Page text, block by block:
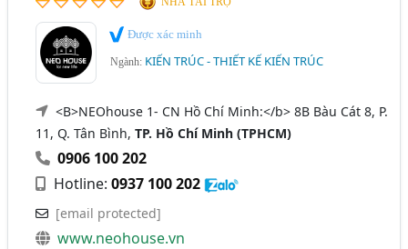
Quảng Nam
Quảng Ngãi
Được xác minh
Ngành: KIẾN TRÚC - THIẾT KẾ KIẾN TRÚC
<B>NEOhouse 1- CN Hồ Chí Minh:</b> 8B Bàu Cát 8, P.
11, Q. Tân Bình,TP. Hồ Chí Minh (TPHCM)
0906 100 202
Hotline:0937 100 202
[email protected]
www.neohouse.vn